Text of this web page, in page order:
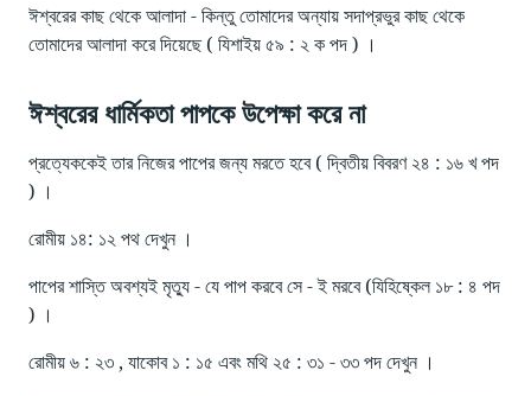
ঈশ্বরের কাছ থেকে আলাদা - কিন্তু তোমাদের অন্যায় সদাপ্রভুর কাছ থেকে
তোমাদের আলাদা করে দিয়েছে ( যিশাইয় ৫৯ : ২ ক পদ ) ।
ঈশ্বরের ধার্মিকতা পাপকে উপেক্ষা করে না
প্রত্যেককেই তার নিজের পাপের জন্য মরতে হবে ( দ্বিতীয় বিবরণ ২৪ : ১৬ খ পদ
) ।
রোমীয় ১৪: ১২ পথ দেখুন ।
পাপের শাস্তি অবশ্যই মৃত্যু - যে পাপ করবে সে - ই মরবে (যিহিষ্কেল ১৮ : ৪ পদ
) ।
রোমীয় ৬ : ২৩ , যাকোব ১ : ১৫ এবং মথি ২৫ : ৩১ - ৩৩ পদ দেখুন ।